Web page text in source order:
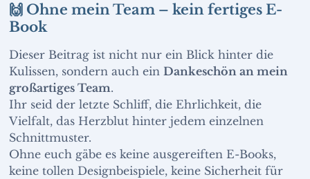
🙌 Ohne mein Team – kein fertiges E-
Book
Dieser Beitrag ist nicht nur ein Blick hinter die
Kulissen, sondern auch ein Dankeschön an mein
großartiges Team.
Ihr seid der letzte Schliff, die Ehrlichkeit, die
Vielfalt, das Herzblut hinter jedem einzelnen
Schnittmuster.
Ohne euch gäbe es keine ausgereiften E-Books,
keine tollen Designbeispiele, keine Sicherheit für